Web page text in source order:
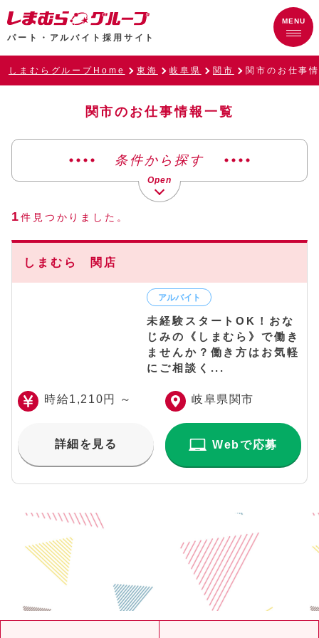
パート・アルバイト採用サイト
しまむらグループHome 東海 岐阜県 関市 関市のお仕事
関市のお仕事情報一覧
条件から探す
1件見つかりました。
しまむら 関店
未経験スタートOK！おな
じみの《しまむら》で働き
ませんか？働き方はお気軽
にご相談く...
時給1,210円 ～ 岐阜県関市
詳細を見る Webで応募